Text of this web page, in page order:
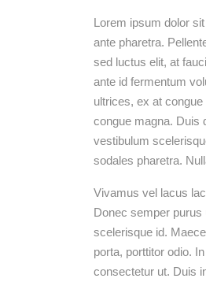
Lorem ipsum dolor
ante pharetra.
sed luctus elit, at
ante id fermentum
ultrices, ex at
congue magna. Duis
vestibulum
sodales pharetra.
Vivamus vel lacus
Donec semper
scelerisque id.
porta, porttitor odio.
consectetur ut. Duis